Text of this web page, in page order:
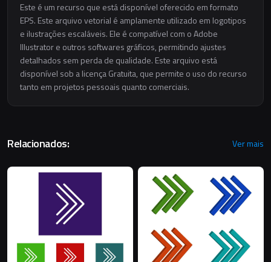
Este é um recurso que está disponível oferecido em formato
EPS. Este arquivo vetorial é amplamente utilizado em logotipos
e ilustrações escaláveis. Ele é compatível com o Adobe
Illustrator e outros softwares gráficos, permitindo ajustes
detalhados sem perda de qualidade. Este arquivo está
disponível sob a licença Gratuita, que permite o uso do recurso
tanto em projetos pessoais quanto comerciais.
Relacionados: Ver mais